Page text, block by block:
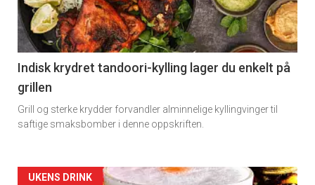
Indisk krydret tandoori-kylling lager du enkelt på
grillen
Grill og sterke krydder forvandler alminnelige kyllingvinger til
saftige smaksbomber i denne oppskriften.
UKENS DRINK